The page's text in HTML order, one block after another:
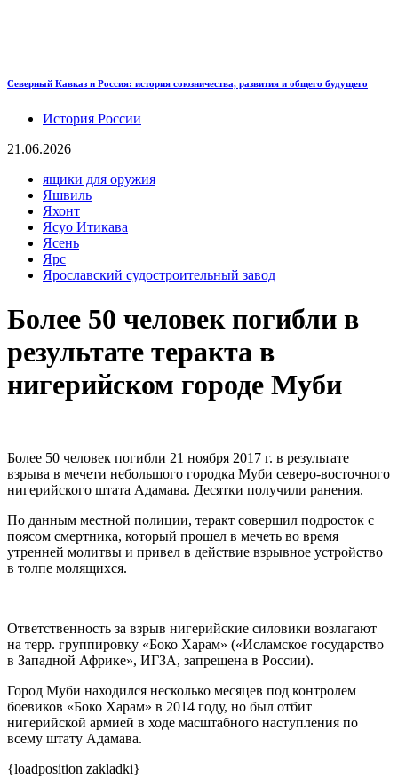
Северный Кавказ и Россия: история союзничества, развития и общего будущего
История России
21.06.2026
ящики для оружия
Яшвиль
Яхонт
Ясуо Итикава
Ясень
Ярс
Ярославский судостроительный завод
Более 50 человек погибли в
результате теракта в
нигерийском городе Муби
Более 50 человек погибли 21 ноября 2017 г. в результате
взрыва в мечети небольшого городка Муби северо-восточного
нигерийского штата Адамава. Десятки получили ранения.
По данным местной полиции, теракт совершил подросток с
поясом смертника, который прошел в мечеть во время
утренней молитвы и привел в действие взрывное устройство
в толпе молящихся.
Ответственность за взрыв нигерийские силовики возлагают
на терр. группировку «Боко Харам» («Исламское государство
в Западной Африке», ИГЗА, запрещена в России).
Город Муби находился несколько месяцев под контролем
боевиков «Боко Харам» в 2014 году, но был отбит
нигерийской армией в ходе масштабного наступления по
всему штату Адамава.
{loadposition zakladki}